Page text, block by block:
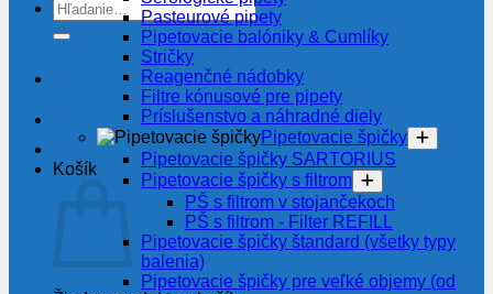
Hľadať:
Košík
Pasteurové pipety
Pipetovacie balóniky & Cumlíky
Stričky
Reagenčné nádobky
Filtre kónusové pre pipety
Príslušenstvo a náhradné diely
Pipetovacie špičky
Pipetovacie špičky SARTORIUS
Pipetovacie špičky s filtrom
PŠ s filtrom v stojančekoch
PŠ s filtrom - Filter REFILL
Pipetovacie špičky štandard (všetky typy
balenia)
Pipetovacie špičky pre veľké objemy (od